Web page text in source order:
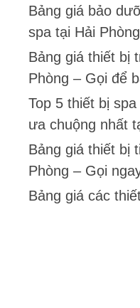
Bảng giá bảo
spa tại Hải
Bảng giá thiết bị
Phòng – Gọi để
Top 5 thiết bị
ưa chuộng nhất
Bảng giá thiết bị
Phòng – Gọi
Bảng giá các